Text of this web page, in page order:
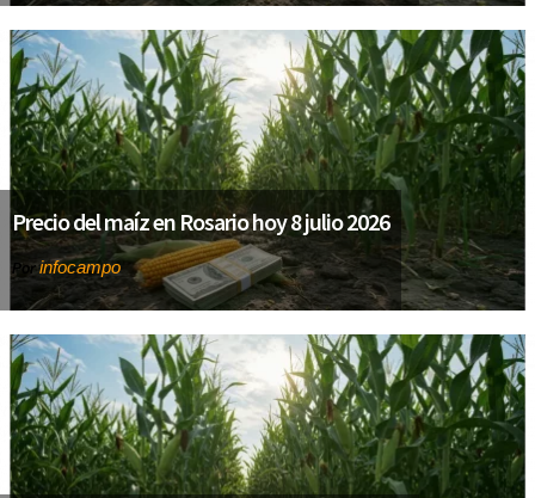
Precio del maíz en Rosario hoy 8 julio 2026
Porinfocampo